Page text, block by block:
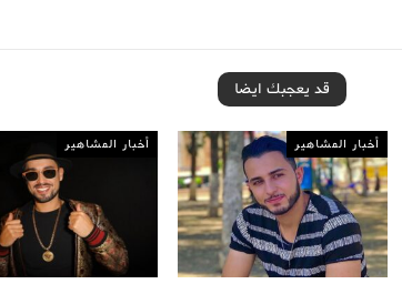
قد يعجبك ايضا
أخبار المشاهير أخبار المشاهير